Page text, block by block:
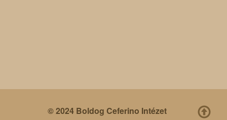
© 2024 Boldog Ceferino Intézet